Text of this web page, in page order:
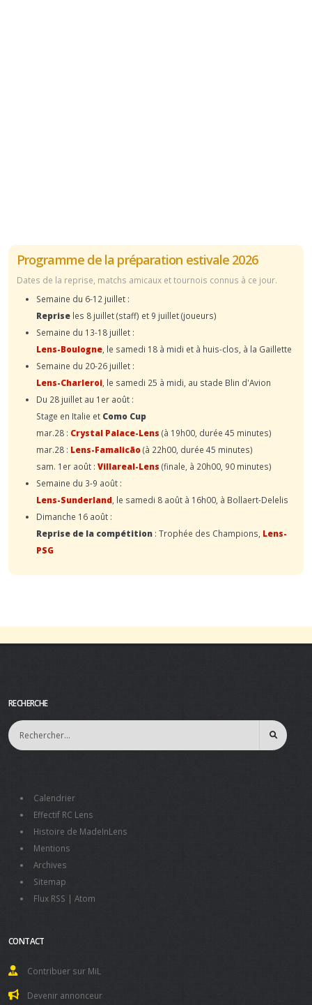
Programme de la préparation estivale 2026
Dates de la reprise, matchs amicaux et tournois connus à ce jour.
Semaine du 6-12 juillet :
Reprise les 8 juillet (staff) et 9 juillet (joueurs)
Semaine du 13-18 juillet :
Lens-Boulogne , le samedi 18 à midi et à huis-clos, à la Gaillette
Semaine du 20-26 juillet :
Lens-Charleroi , le samedi 25 à midi, au stade Blin d'Avion
Du 28 juillet au 1er août :
Stage en Italie et Como Cup
mar.28 : Crystal Palace-Lens (à 19h00, durée 45 minutes)
mar.28 : Lens-Famalicão(à 22h00, durée 45 minutes)
sam. 1er août : Villareal-Lens (finale, à 20h00, 90 minutes)
Semaine du 3-9 août :
Lens-Sunderland , le samedi 8 août à 16h00, à Bollaert-Delelis
Dimanche 16 août :
Reprise de la compétition : Trophée des Champions, Lens-
PSG
RECHERCHE
Calendrier
Effectif RC Lens
Histoire de MadeInLens
Mentions
Archives
Sitemap
Flux RSS | Atom
CONTACT
Contribuer sur MiL
Devenir annonceur